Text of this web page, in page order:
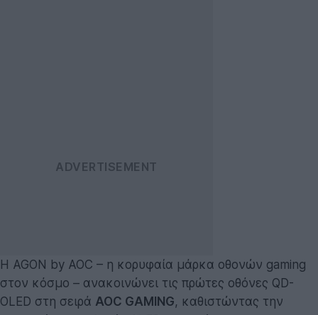
Η AGON by AOC – η κορυφαία μάρκα οθονών gaming
στον κόσμο – ανακοινώνει τις πρώτες οθόνες QD-
OLED στη σειρά AOC GAMING, καθιστώντας την